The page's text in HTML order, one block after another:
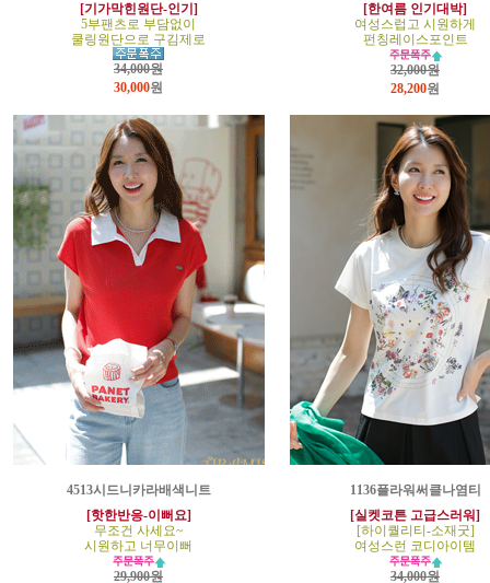
[기가막힌원단-인기]
5부팬츠로 부담없이
쿨링원단으로 구김제로
34,000원
30,000원
[한여름 인기대박]
여성스럽고 시원하게
펀칭레이스포인트
32,000원
28,200원
4513시드니카라배색니트
[핫한반응-이뻐요]
무조건 사세요~
시원하고 너무이뻐
29,900원
1136플라워써클나염티
[실켓코튼 고급스러워]
[하이퀄리티-소재굿]
여성스런 코디아이템
34,000원